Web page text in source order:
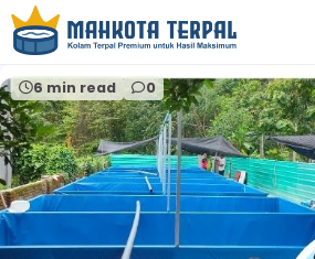
Home ternak ikan nila
6 min read 0